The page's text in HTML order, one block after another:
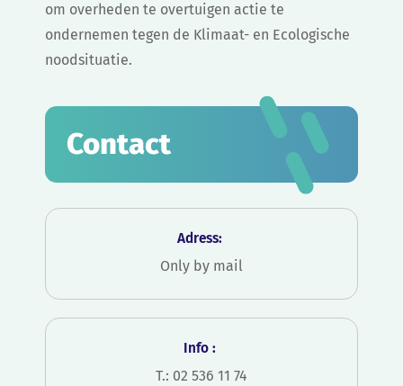
om overheden te overtuigen actie te
ondernemen tegen de Klimaat- en Ecologische
noodsituatie.
Contact
Adress:
Only by mail
Info :
T.: 02 536 11 74